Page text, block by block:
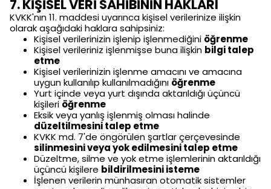
7. KİŞİSEL VERİ SAHİBİNİN HAKLARI
KVKK'nın 11. maddesi uyarınca kişisel verilerinize ilişkin
olarak aşağıdaki haklara sahipsiniz:
Kişisel verilerinizin işlenip işlenmediğini öğrenme
Kişisel verileriniz işlenmişse buna ilişkin bilgi talep
etme
Kişisel verilerinizin işlenme amacını ve amacına
uygun kullanılıp kullanılmadığını öğrenme
Yurt içinde veya yurt dışında aktarıldığı üçüncü
kişileri öğrenme
Eksik veya yanlış işlenmiş olması halinde
düzeltilmesini talep etme
KVKK md. 7'de öngörülen şartlar çerçevesinde
silinmesini veya yok edilmesini talep etme
Düzeltme, silme ve yok etme işlemlerinin aktarıldığı
üçüncü kişilere bildirilmesini isteme
İşlenen verilerin münhasıran otomatik sistemler